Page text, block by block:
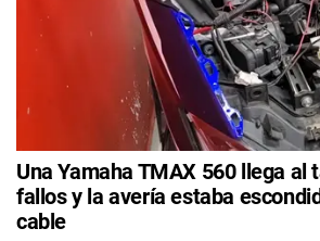
Una Yamaha TMAX 560 llega al
fallos y la avería estaba
cable